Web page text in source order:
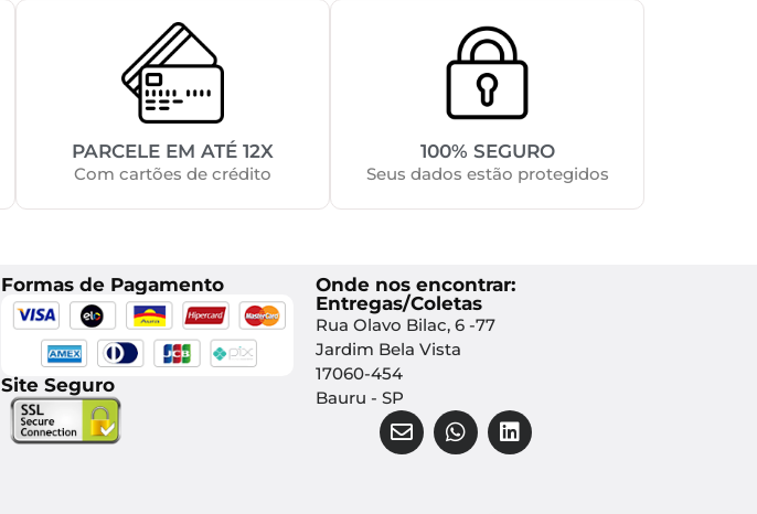
PARCELE EM ATÉ 12X
Com cartões de crédito
100% SEGURO
Seus dados estão protegidos
Formas de Pagamento
Site Seguro
Onde nos encontrar:
Entregas/Coletas
Rua Olavo Bilac, 6 -77
Jardim Bela Vista
17060-454
Bauru - SP